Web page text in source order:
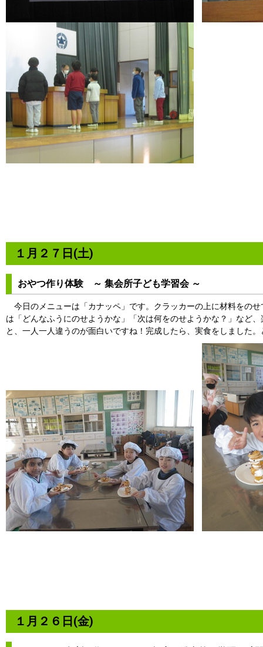
１月２７日(土)
おやつ作り体験 ～ 集会所子ども学習会 ～
今日のメニューは「カナッペ」です。クラッカーの上に材料をの
は「どんなふうにのせようかな」「次は何をのせようかな？」など
と、一人一人違うのが面白いですね！完成したら、実食をしました
１月２６日(金)